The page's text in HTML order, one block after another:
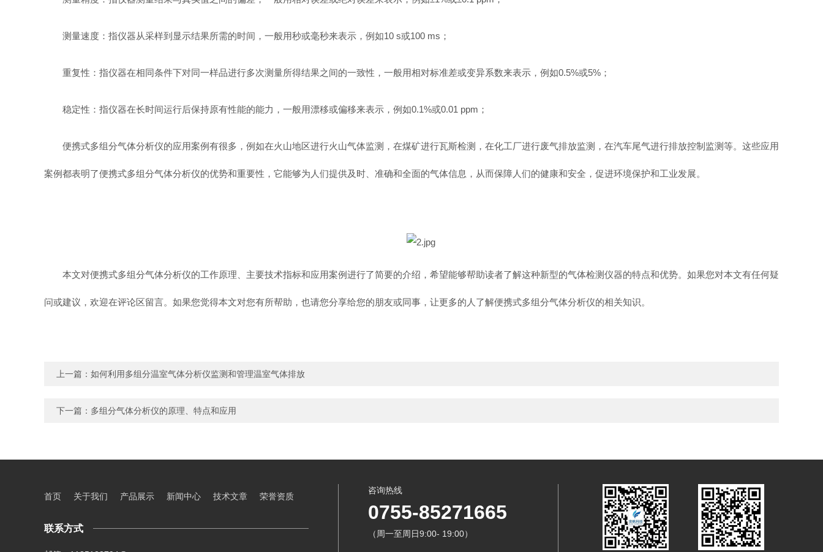
测量速度：指仪器从采样到显示结果所需的时间，一般用秒或毫秒来表示，例如10 s或100 ms；
重复性：指仪器在相同条件下对同一样品进行多次测量所得结果之间的一致性，一般用相对标准差或变异系数来表示，例如0.5%或5%；
稳定性：指仪器在长时间运行后保持原有性能的能力，一般用漂移或偏移来表示，例如0.1%或0.01 ppm；
便携式多组分气体分析仪的应用案例有很多，例如在火山地区进行火山气体监测，在煤矿进行瓦斯检测，在化工厂进行废气排放监测，在汽车尾气进行排放控制监测等。这些应用
案例都表明了便携式多组分气体分析仪的优势和重要性，它能够为人们提供及时、准确和全面的气体信息，从而保障人们的健康和安全，促进环境保护和工业发展。
本文对便携式多组分气体分析仪的工作原理、主要技术指标和应用案例进行了简要的介绍，希望能够帮助读者了解这种新型的气体检测仪器的特点和优势。如果您对本文有任何疑
问或建议，欢迎在评论区留言。如果您觉得本文对您有所帮助，也请您分享给您的朋友或同事，让更多的人了解便携式多组分气体分析仪的相关知识。
上一篇： 如何利用多组分温室气体分析仪监测和管理温室气体排放
下一篇： 多组分气体分析仪的原理、特点和应用
首页 关于我们 产品展示 新闻中心 技术文章 荣誉资质
联系方式
咨询热线
0755-85271665
（周一至周日9:00- 19:00）